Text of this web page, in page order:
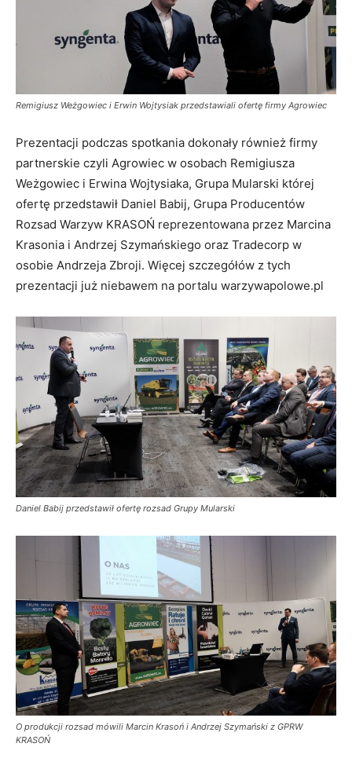
Remigiusz Weżgowiec i Erwin Wojtysiak przedstawiali ofertę firmy Agrowiec
Prezentacji podczas spotkania dokonały również firmy
partnerskie czyli Agrowiec w osobach Remigiusza
Weżgowiec i Erwina Wojtysiaka, Grupa Mularski której
ofertę przedstawił Daniel Babij, Grupa Producentów
Rozsad Warzyw KRASOŃ reprezentowana przez Marcina
Krasonia i Andrzej Szymańskiego oraz Tradecorp w
osobie Andrzeja Zbroji. Więcej szczegółów z tych
prezentacji już niebawem na portalu warzywapolowe.pl
Daniel Babij przedstawił ofertę rozsad Grupy Mularski
O produkcji rozsad mówili Marcin Krasoń i Andrzej Szymański z GPRW
KRASOŃ